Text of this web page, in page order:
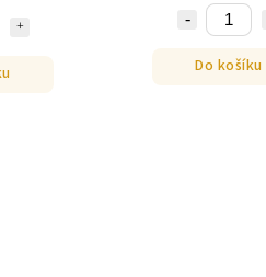
Do košíku